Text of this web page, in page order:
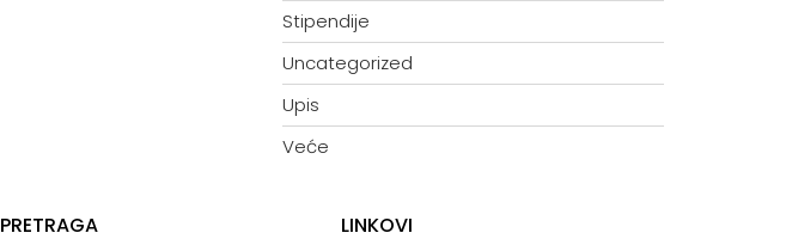
Stipendije
Uncategorized
Upis
Veće
PRETRAGA LINKOVI